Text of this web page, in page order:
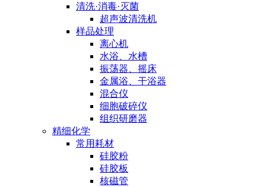
清洗·消毒·灭菌
超声波清洗机
样品处理
离心机
水浴、水槽
振荡器、摇床
金属浴、干浴器
混合仪
细胞破碎仪
组织研磨器
精细化学
常用耗材
硅胶粉
硅胶板
核磁管